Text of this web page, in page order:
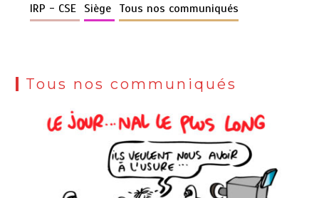
IRP - CSE Siège Tous nos communiqués
Tous nos communiqués